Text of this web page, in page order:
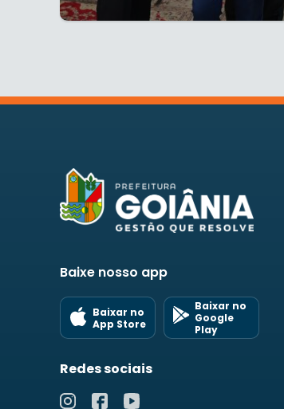
Baixe nosso app
Baixar no
App Store
Baixar no
Google
Play
Redes sociais